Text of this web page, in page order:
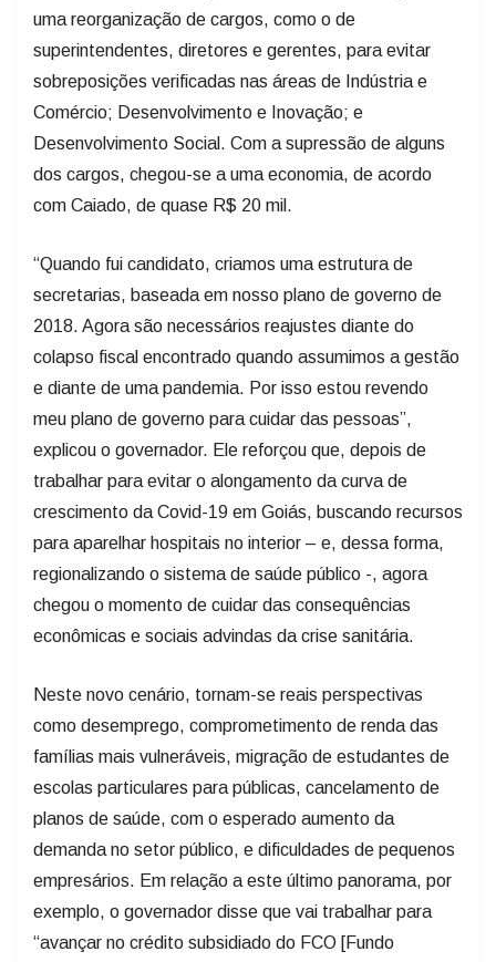
uma reorganização de cargos, como o de
superintendentes, diretores e gerentes, para evitar
sobreposições verificadas nas áreas de Indústria e
Comércio; Desenvolvimento e Inovação; e
Desenvolvimento Social. Com a supressão de alguns
dos cargos, chegou-se a uma economia, de acordo
com Caiado, de quase R$ 20 mil.
“Quando fui candidato, criamos uma estrutura de
secretarias, baseada em nosso plano de governo de
2018. Agora são necessários reajustes diante do
colapso fiscal encontrado quando assumimos a gestão
e diante de uma pandemia. Por isso estou revendo
meu plano de governo para cuidar das pessoas”,
explicou o governador. Ele reforçou que, depois de
trabalhar para evitar o alongamento da curva de
crescimento da Covid-19 em Goiás, buscando recursos
para aparelhar hospitais no interior – e, dessa forma,
regionalizando o sistema de saúde público -, agora
chegou o momento de cuidar das consequências
econômicas e sociais advindas da crise sanitária.
Neste novo cenário, tornam-se reais perspectivas
como desemprego, comprometimento de renda das
famílias mais vulneráveis, migração de estudantes de
escolas particulares para públicas, cancelamento de
planos de saúde, com o esperado aumento da
demanda no setor público, e dificuldades de pequenos
empresários. Em relação a este último panorama, por
exemplo, o governador disse que vai trabalhar para
“avançar no crédito subsidiado do FCO [Fundo